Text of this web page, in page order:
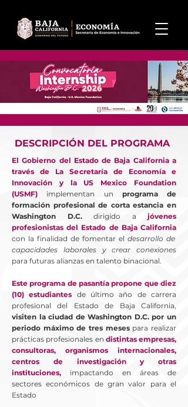
DESCRIPCIÓN DEL PROGRAMA
El Gobierno del Estado de Baja California a
través de La Secretaría de Economía e
Innovación y la US Mexico Foundation
(USMF) implementan un programa de
formación profesional de corta estancia en
Washington D.C.dirigido a jóvenes
profesionistas del Estado de Baja California
con la finalidad de fomentar el desarrollo de
capacidades laborales y crear conexiones
para futuras alianzas en talento binacional.
Este programa de pasantía propone que diez
(10) estudiantes de último año de carrera
profesional del Estado de Baja California,
visiten la ciudad de Washington D.C. por un
periodo máximo de tres mesespara realizar
prácticas profesionales en distintas empresas,
consultoras, organismos internacionales,
centros de investigación y otras
instituciones, impactando en áreas de
sectores económicos de gran valor para el
Estado